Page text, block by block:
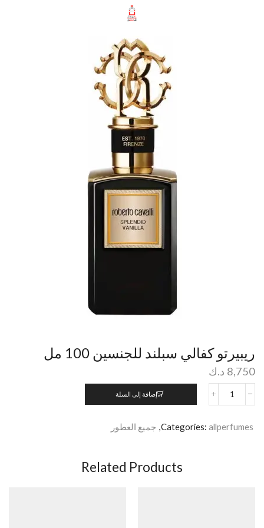
ريبيرتو كفالي سبلند للجنسين 100 مل
8,750 د.ك
إضافة إلى السلة
Categories: allperfumes
, جميع العطور
Related Products